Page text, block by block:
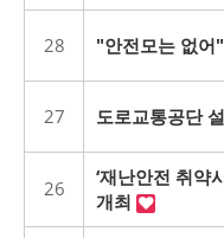
28 "안전모는 없어
27 도로교통공단
26
‘재난안전 취약
개최